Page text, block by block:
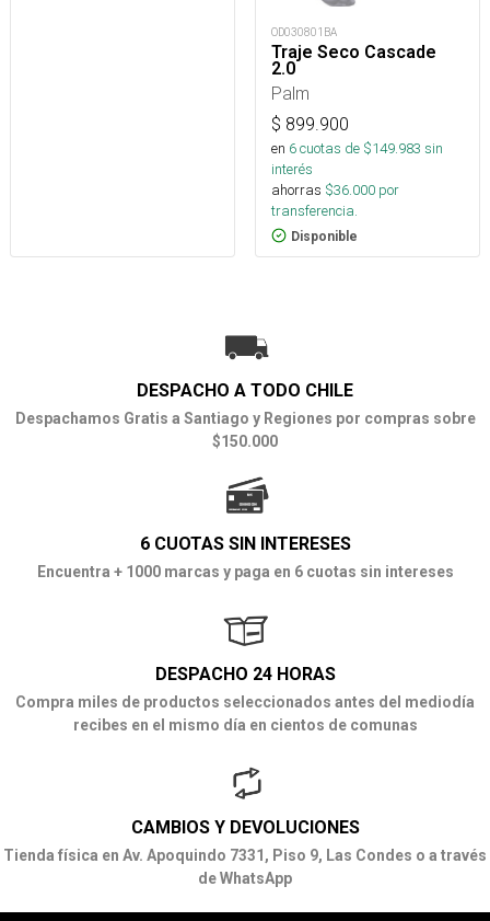
OD030801BA
Traje Seco Cascade
2.0
Palm
$ 899.900
en 6cuotas de $149.983 sin
interés
ahorras $36.000 por
transferencia.
Disponible
DESPACHO A TODO CHILE
Despachamos Gratis a Santiago y Regiones por compras sobre
$150.000
6 CUOTAS SIN INTERESES
Encuentra + 1000 marcas y paga en 6 cuotas sin intereses
DESPACHO 24 HORAS
Compra miles de productos seleccionados antes del mediodía
recibes en el mismo día en cientos de comunas
CAMBIOS Y DEVOLUCIONES
Tienda física en Av. Apoquindo 7331, Piso 9, Las Condes o a través
de WhatsApp